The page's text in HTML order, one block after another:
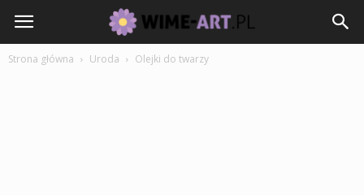
Strona główna Uroda Olejki do twarzy